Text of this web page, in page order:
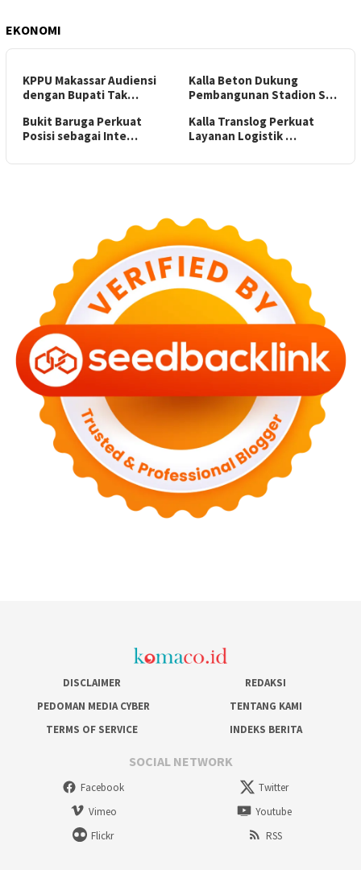
EKONOMI
KPPU Makassar Audiensi
dengan Bupati Tak…
Kalla Beton Dukung
Pembangunan Stadion S…
Bukit Baruga Perkuat
Posisi sebagai Inte…
Kalla Translog Perkuat
Layanan Logistik …
DISCLAIMER
REDAKSI
PEDOMAN MEDIA CYBER
TENTANG KAMI
TERMS OF SERVICE
INDEKS BERITA
SOCIAL NETWORK
Facebook
Twitter
Vimeo
Youtube
Flickr
RSS